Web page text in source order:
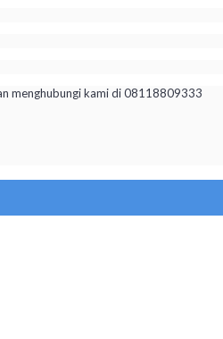
menghubungi kami di 08118809333